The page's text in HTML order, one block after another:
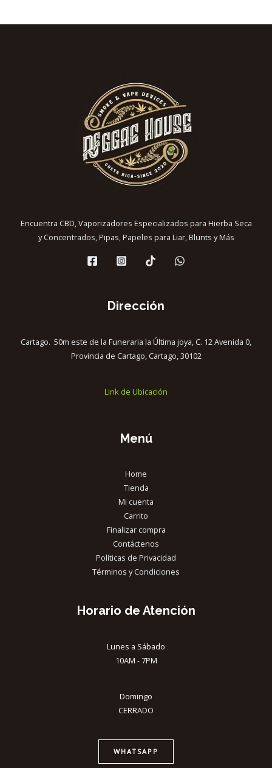
Encuentra CBD, Vaporizadores Especializados para Hierba Seca
y Concentrados, Pipas, Papeles para Liar, Blunts y Más
Dirección
Cartago. 50m este de la Funeraria la Última joya, C. 12 Avenida 0,
Provincia de Cartago, Cartago, 30102
Link de Ubicación
Menú
Home
Tienda
Mi cuenta
Carrito
Finalizar compra
Contáctenos
Políticas de Privacidad
Términos y Condiciones
Horario de Atención
Lunes a Sábado
10AM - 7PM
Domingo
CERRADO
WHATSAPP